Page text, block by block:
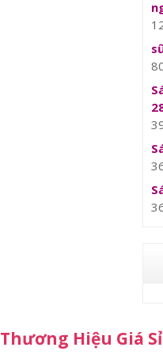
Thương Hiệu Giá Sỉ